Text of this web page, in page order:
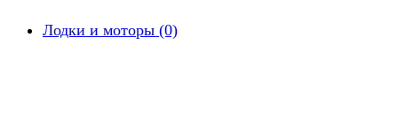
Лодки и моторы (0)